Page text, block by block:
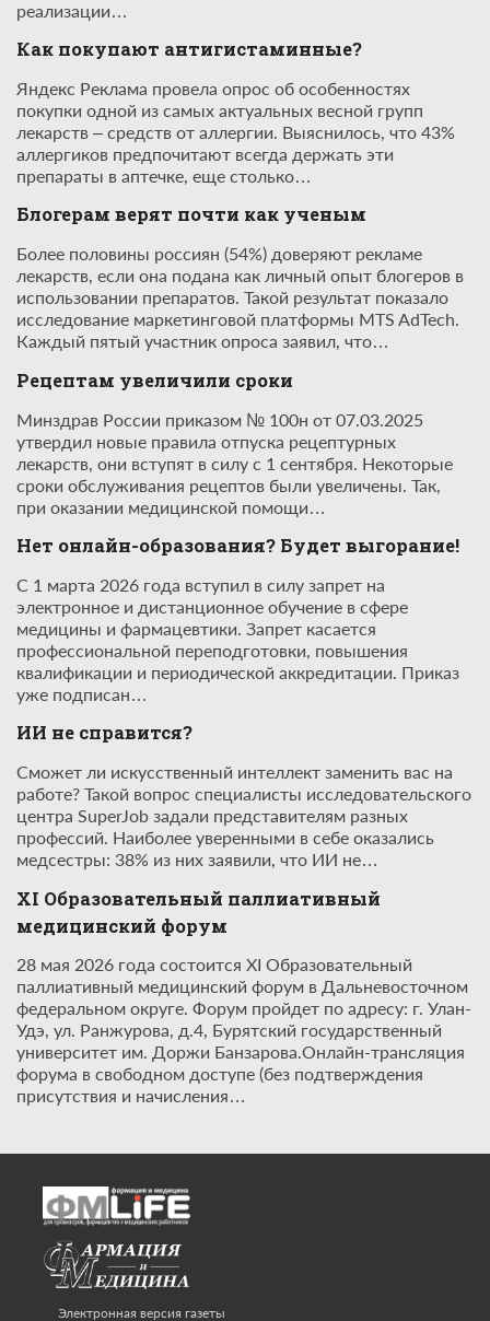
реализации…
Как покупают антигистаминные?
Яндекс Реклама провела опрос об особенностях
покупки одной из самых актуальных весной групп
лекарств – средств от аллергии. Выяснилось, что 43%
аллергиков предпочитают всегда держать эти
препараты в аптечке, еще столько…
Блогерам верят почти как ученым
Более половины россиян (54%) доверяют рекламе
лекарств, если она подана как личный опыт блогеров в
использовании препаратов. Такой результат показало
исследование маркетинговой платформы MTS AdTech.
Каждый пятый участник опроса заявил, что…
Рецептам увеличили сроки
Минздрав России приказом № 100н от 07.03.2025
утвердил новые правила отпуска рецептурных
лекарств, они вступят в силу с 1 сентября. Некоторые
сроки обслуживания рецептов были увеличены. Так,
при оказании медицинской помощи…
Нет онлайн-образования? Будет выгорание!
С 1 марта 2026 года вступил в силу запрет на
электронное и дистанционное обучение в сфере
медицины и фармацевтики. Запрет касается
профессиональной переподготовки, повышения
квалификации и периодической аккредитации. Приказ
уже подписан…
ИИ не справится?
Сможет ли искусственный интеллект заменить вас на
работе? Такой вопрос специалисты исследовательского
центра SuperJob задали представителям разных
профессий. Наиболее уверенными в себе оказались
медсестры: 38% из них заявили, что ИИ не…
XI Образовательный паллиативный
медицинский форум
28 мая 2026 года состоится XI Образовательный
паллиативный медицинский форум в Дальневосточном
федеральном округе. Форум пройдет по адресу: г. Улан-
Удэ, ул. Ранжурова, д.4, Бурятский государственный
университет им. Доржи Банзарова.Онлайн-трансляция
форума в свободном доступе (без подтверждения
присутствия и начисления…